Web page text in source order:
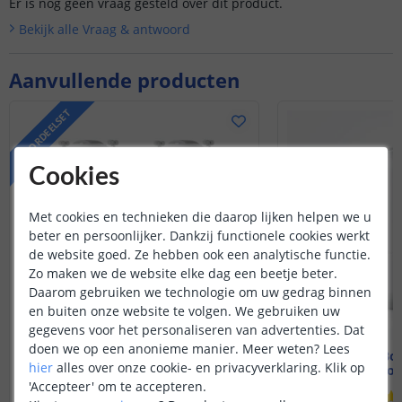
Aanvullende producten
VOORDEELSET
SwitchBot Curtain 3
Geschikt voor U-rail | Set
(8 reviews)
Geschikt
Bekijk alle Vraag & antwoord
Cookies
Met cookies en technieken die daarop lijken helpen we u
beter en persoonlijker. Dankzij functionele cookies werkt
de website goed. Ze hebben ook een analytische functie.
Zo maken we de website elke dag een beetje beter.
Daarom gebruiken we technologie om uw gedrag binnen
en buiten onze website te volgen. We gebruiken uw
gegevens voor het personaliseren van advertenties. Dat
doen we op een anonieme manier. Meer weten? Lees
hier alles over onze cookie- en privacyverklaring. Klik op
'Accepteer' om te accepteren.